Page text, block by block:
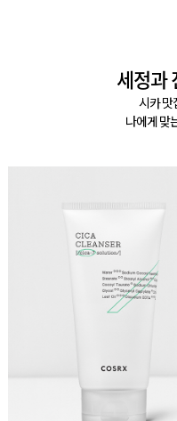
세정과
시카 맛
나에게 맞